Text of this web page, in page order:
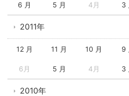
6 月 5 月 4月 3
2011年
12 月 11 月 10 月 9
6月 5 月 4月 3
2010年